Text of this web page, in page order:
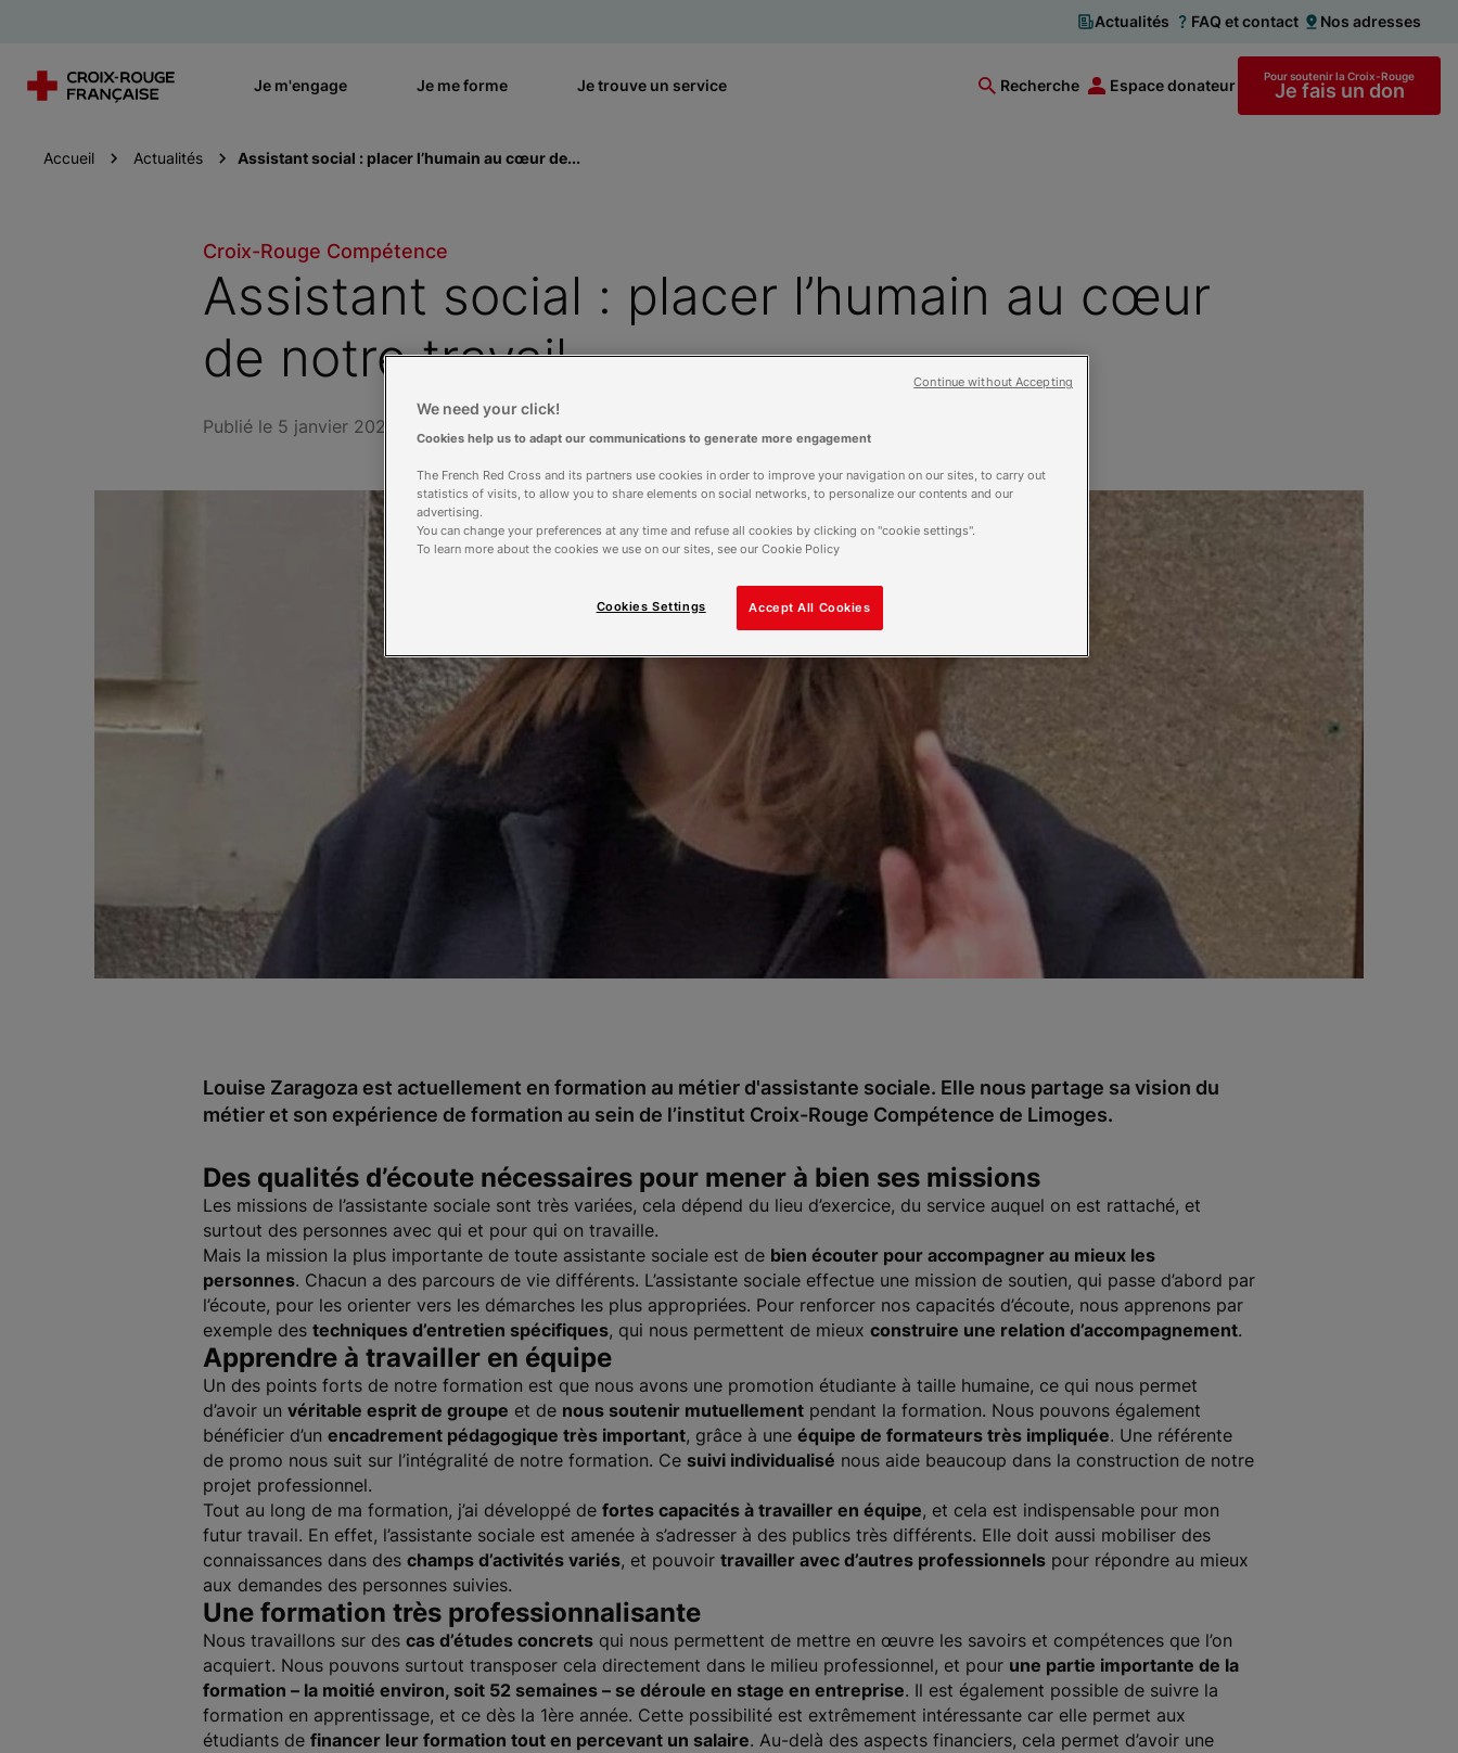
Actualités FAQ et contact Nos adresses
Je m'engage Je me forme Je trouve un service Recherche Espace donateur Pour soutenir la Croix-Rouge
Je fais un don
Accueil Actualités Assistant social : placer l’humain au cœur de...
Croix-Rouge Compétence
Assistant social : placer l’humain au cœur
de notre travail
Publié le 5 janvier 2023
Louise Zaragoza est actuellement en formation au métier d'assistante sociale. Elle nous partage sa vision du
métier et son expérience de formation au sein de l’institut Croix-Rouge Compétence de Limoges.
Des qualités d’écoute nécessaires pour mener à bien ses missions
Les missions de l’assistante sociale sont très variées, cela dépend du lieu d’exercice, du service auquel on est rattaché, et
surtout des personnes avec qui et pour qui on travaille.
Mais la mission la plus importante de toute assistante sociale est de bien écouter pour accompagner au mieux les
personnes. Chacun a des parcours de vie différents. L’assistante sociale effectue une mission de soutien, qui passe d’abord par
l’écoute, pour les orienter vers les démarches les plus appropriées. Pour renforcer nos capacités d’écoute, nous apprenons par
exemple des techniques d’entretien spécifiques, qui nous permettent de mieux construire une relation d’accompagnement.
Apprendre à travailler en équipe
Un des points forts de notre formation est que nous avons une promotion étudiante à taille humaine, ce qui nous permet
d’avoir un véritable esprit de groupe et de nous soutenir mutuellement pendant la formation. Nous pouvons également
bénéficier d’un encadrement pédagogique très important, grâce à une équipe de formateurs très impliquée. Une référente
de promo nous suit sur l’intégralité de notre formation. Ce suivi individualisé nous aide beaucoup dans la construction de notre
projet professionnel.
Tout au long de ma formation, j’ai développé de fortes capacités à travailler en équipe, et cela est indispensable pour mon
futur travail. En effet, l’assistante sociale est amenée à s’adresser à des publics très différents. Elle doit aussi mobiliser des
connaissances dans des champs d’activités variés, et pouvoir travailler avec d’autres professionnels pour répondre au mieux
aux demandes des personnes suivies.
Une formation très professionnalisante
Nous travaillons sur des cas d’études concrets qui nous permettent de mettre en œuvre les savoirs et compétences que l’on
acquiert. Nous pouvons surtout transposer cela directement dans le milieu professionnel, et pour une partie importante de la
formation – la moitié environ, soit 52 semaines – se déroule en stage en entreprise. Il est également possible de suivre la
formation en apprentissage, et ce dès la 1ère année. Cette possibilité est extrêmement intéressante car elle permet aux
étudiants de financer leur formation tout en percevant un salaire. Au-delà des aspects financiers, cela permet d’avoir une
We need your click!
Cookies help us to adapt our communications to generate more engagement
The French Red Cross and its partners use cookies in order to improve your navigation on our sites, to carry out
statistics of visits, to allow you to share elements on social networks, to personalize our contents and our
advertising.
You can change your preferences at any time and refuse all cookies by clicking on "cookie settings".
To learn more about the cookies we use on our sites, see our Cookie Policy
Accept All Cookies
Cookies Settings
Continue without Accepting